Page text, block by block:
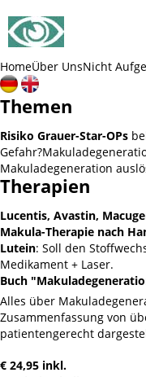
HomeÜber UnsNicht
Themen
Risiko Grauer-Star-OPs
Gefahr?
Makuladegeneration
Therapien
Lucentis, Avastin,
Makula-Therapie nach
Lutein: Soll den
Medikament + Laser.
Buch
Alles über
Zusammenfassung von
patientengerecht
€ 24,95 inkl.